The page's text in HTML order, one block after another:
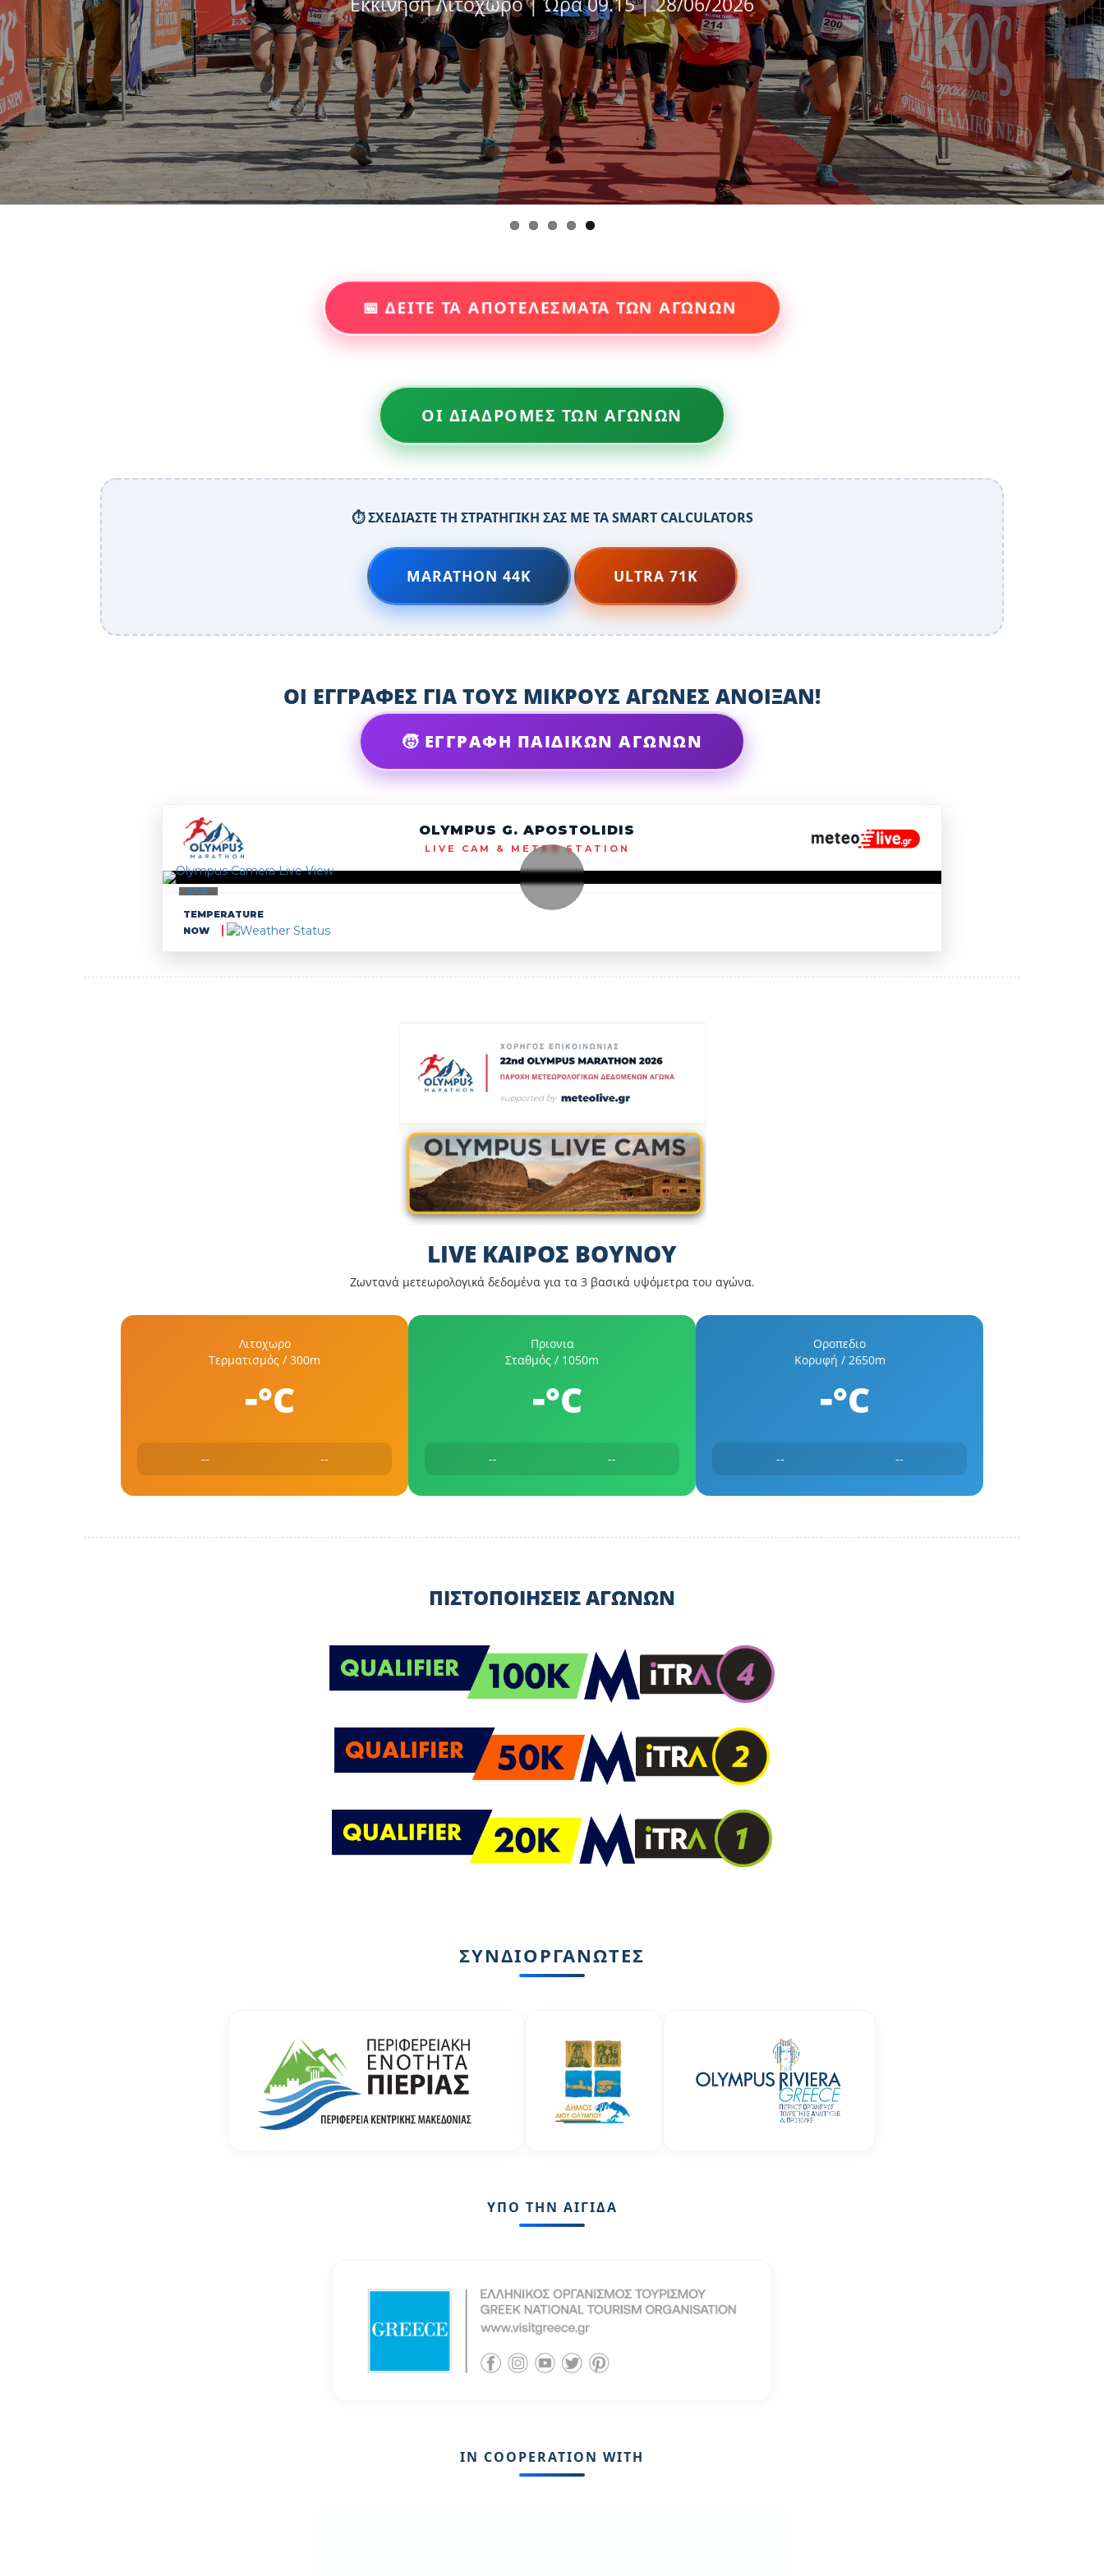
22ος Olympus Marathon 2026 | Εκκίνηση : Ώρα 06.05
📅 ΔΕΙΤΕ ΤΑ ΑΠΟΤΕΛΕΣΜΑΤΑ ΤΩΝ ΑΓΩΝΩΝ
ΟΙ ΔΙΑΔΡΟΜΕΣ ΤΩΝ ΑΓΩΝΩΝ
⏱️ ΣΧΕΔΙΑΣΤΕ ΤΗ ΣΤΡΑΤΗΓΙΚΗ ΣΑΣ ΜΕ ΤΑ SMART CALCULATORS
MARATHON 44K ULTRA 71K
ΟΙ ΕΓΓΡΑΦΕΣ ΓΙΑ ΤΟΥΣ ΜΙΚΡΟΥΣ ΑΓΩΝΕΣ ΑΝΟΙΞΑΝ!
🧒 ΕΓΓΡΑΦΗ ΠΑΙΔΙΚΩΝ ΑΓΩΝΩΝ
OLYMPUS G. APOSTOLIDIS
LIVE CAM & METEO STATION
LIVE
TEMPERATURE
NOW
LIVE ΚΑΙΡΟΣ ΒΟΥΝΟΥ
Ζωντανά μετεωρολογικά δεδομένα για τα 3 βασικά υψόμετρα του αγώνα.
Λιτοχωρο
Τερματισμός / 300m
-°C
-- --
Πριονια
Σταθμός / 1050m
-°C
-- --
Οροπεδιο
Κορυφή / 2650m
-°C
-- --
ΠΙΣΤΟΠΟΙΗΣΕΙΣ ΑΓΩΝΩΝ
ΣΥΝΔΙΟΡΓΑΝΩΤΕΣ
ΥΠΟ ΤΗΝ ΑΙΓΙΔΑ
IN COOPERATION WITH